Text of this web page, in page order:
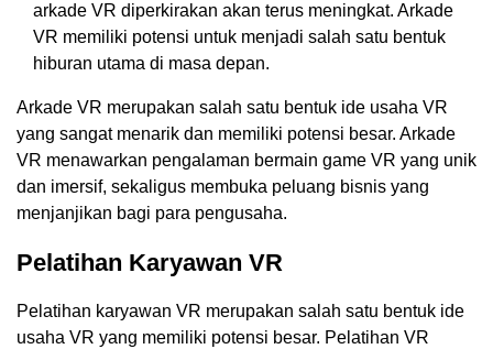
arkade VR diperkirakan akan terus meningkat. Arkade
VR memiliki potensi untuk menjadi salah satu bentuk
hiburan utama di masa depan.
Arkade VR merupakan salah satu bentuk ide usaha VR
yang sangat menarik dan memiliki potensi besar. Arkade
VR menawarkan pengalaman bermain game VR yang unik
dan imersif, sekaligus membuka peluang bisnis yang
menjanjikan bagi para pengusaha.
Pelatihan Karyawan VR
Pelatihan karyawan VR merupakan salah satu bentuk ide
usaha VR yang memiliki potensi besar. Pelatihan VR